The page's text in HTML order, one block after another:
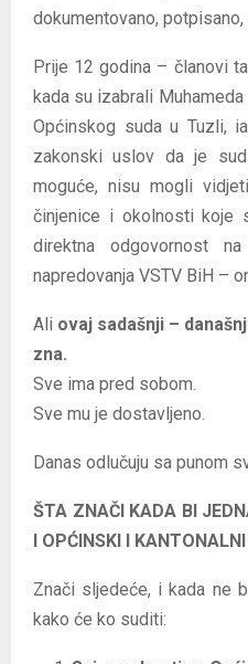
dokumentovano,
Prije 12 godina – članovi
kada su izabrali
Općinskog suda u Tuzli,
zakonski uslov da je
moguće, nisu mogli
činjenice i okolnosti koje
direktna odgovornost
napredovanja VSTV BiH –
Ali ovaj sadašnji –
zna.
Sve ima pred sobom.
Sve mu je dostavljeno.
Danas odlučuju sa punom
ŠTA ZNAČI KADA BI
I OPĆINSKI I
Znači sljedeće, i kada ne
kako će ko suditi: